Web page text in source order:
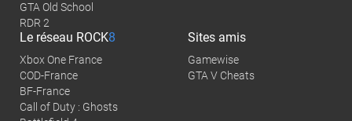
GTA Old School
RDR 2
Le réseau ROCK8
Xbox One France
COD-France
BF-France
Call of Duty : Ghosts
Sites amis
Gamewise
GTA V Cheats